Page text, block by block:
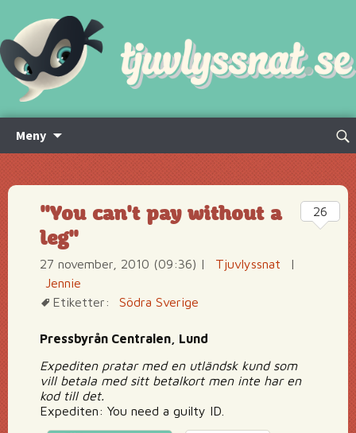
Meny
innehåll
Sök
"You can't pay without a
leg"
27 november, 2010 (09:36) | Tjuvlyssnat
|
Jennie
Etiketter:
Södra Sverige
Pressbyrån Centralen, Lund
Expediten pratar med en utländsk kund som
vill betala med sitt betalkort men inte har en
kod till det.
Expediten: You need a guilty ID.
26